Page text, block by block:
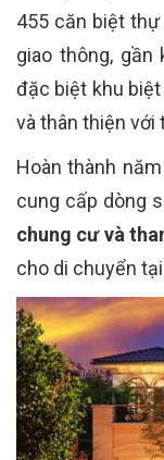
455 căn biệt
giao thông,
đặc biệt khu
và thân thiện với
Hoàn thành
cung cấp dòng
chung cư và
cho di chuyển